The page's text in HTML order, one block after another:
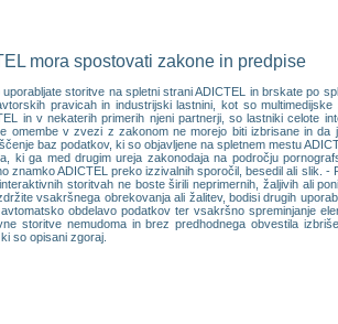
mora spostovati zakone in predpise
storitve na spletni strani ADICTEL in brskate po
pravicah in industrijski lastnini, kot so
in v nekaterih primerih njeni partnerji, so lastniki celote
v zvezi z zakonom ne morejo biti izbrisane in da
baz podatkov, ki so objavljene na spletnem mestu
ki ga med drugim ureja zakonodaja na področju
znamko ADICTEL preko izzivalnih sporočil, besedil ali slik.
storitvah ne boste širili neprimernih, žaljivih ali
vsakršnega obrekovanja ali žalitev, bodisi drugih
obdelavo podatkov ter vsakršno spreminjanje
storitve nemudoma in brez predhodnega obvestila
so opisani zgoraj.